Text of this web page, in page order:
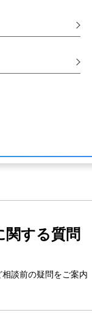
関する質問
談前の疑問をご案内